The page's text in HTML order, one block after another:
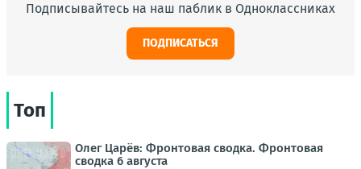
Подписывайтесь на наш паблик в Одноклассниках
ПОДПИСАТЬСЯ
Топ
Олег Царёв: Фронтовая сводка. Фронтовая
сводка 6 августа